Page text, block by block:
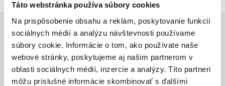
Táto webstránka používa súbory cookies
Na prispôsobenie obsahu a reklám, poskytovanie funkcií
sociálnych médií a analýzu návštevnosti používame
súbory cookie. Informácie o tom, ako používate naše
webové stránky, poskytujeme aj našim partnerom v
oblasti sociálnych médií, inzercie a analýzy. Títo partneri
môžu príslušné informácie skombinovať s ďalšími
UŽIVATEĽSKÁ RECENZIA
Žiadne užívateľské hodnotenia nie sú dostupné.